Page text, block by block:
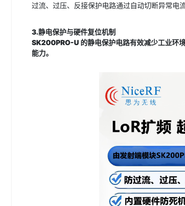
过流、过压、反接保护电路通过自动切断异常电
3.静电保护与硬件复位机制
SK200PRO-U 的静电保护电路有效减少工业环
能力。